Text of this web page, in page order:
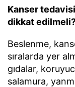
Kanser
dikkat
Beslenme,
sıralarda yer
gıdalar,
salamura,